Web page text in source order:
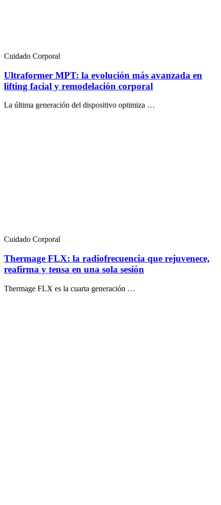
Cuidado Corporal
Ultraformer MPT: la evolución más avanzada en
lifting facial y remodelación corporal
La última generación del dispositivo optimiza …
Cuidado Corporal
Thermage FLX: la radiofrecuencia que rejuvenece,
reafirma y tensa en una sola sesión
Thermage FLX es la cuarta generación …